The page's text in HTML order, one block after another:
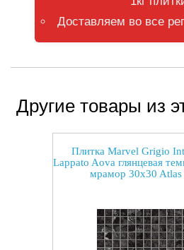
Доставляем во все
Другие товары из
Плитка Marvel Grigio
Lappato Aova глянцевая
мрамор 30x30 Atlas